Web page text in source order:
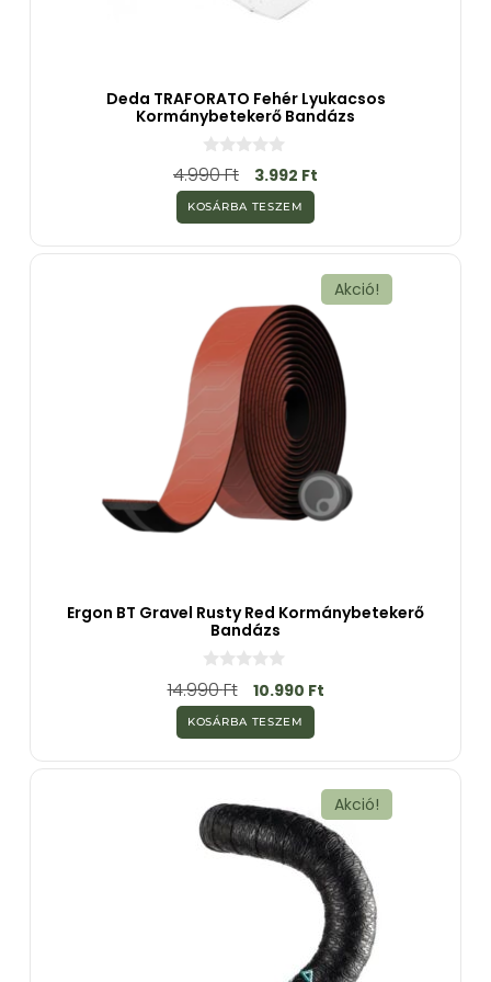
Deda TRAFORATO Fehér Lyukacsos
Kormánybetekerő Bandázs
0
a
5
-
b
ő
4.990Ft 3.992 Ft
KOSÁRBA TESZEM
Akció!
Ergon BT Gravel Rusty Red Kormánybetekerő
Bandázs
0
a
5
-
b
ő
14.990Ft 10.990 Ft
KOSÁRBA TESZEM
Akció!